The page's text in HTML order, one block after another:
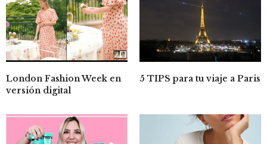
London Fashion Week en
versión digital
5 TIPS para tu viaje a Paris